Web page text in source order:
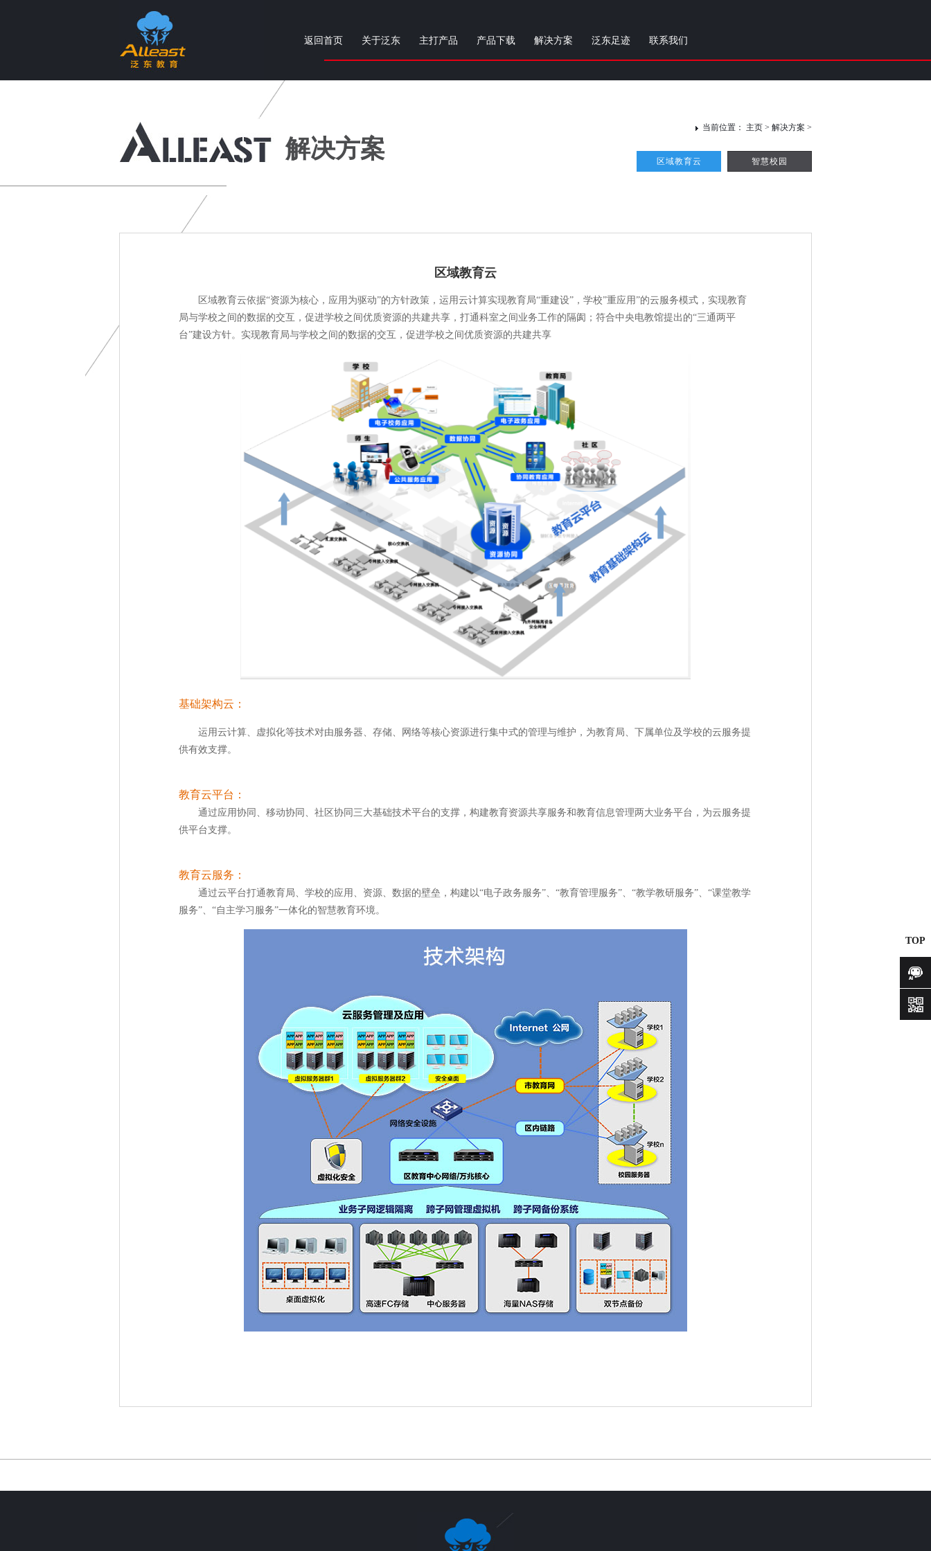
个性化智慧教育产品与服务提供商
返回首页 关于泛东 主打产品 产品下载 解决方案 泛东足迹 联系我们
解决方案
当前位置： 主页 > 解决方案 >
区域教育云 智慧校园
区域教育云
区域教育云依据“资源为核心，应用为驱动”的方针政策，运用云计算实现教育局“重建设”，学校”重应用”的云服务模式，实现教育
局与学校之间的数据的交互，促进学校之间优质资源的共建共享，打通科室之间业务工作的隔阂；符合中央电教馆提出的“三通两平
台”建设方针。实现教育局与学校之间的数据的交互，促进学校之间优质资源的共建共享
基础架构云：
运用云计算、虚拟化等技术对由服务器、存储、网络等核心资源进行集中式的管理与维护，为教育局、下属单位及学校的云服务提
供有效支撑。
教育云平台：
通过应用协同、移动协同、社区协同三大基础技术平台的支撑，构建教育资源共享服务和教育信息管理两大业务平台，为云服务提
供平台支撑。
教育云服务：
通过云平台打通教育局、学校的应用、资源、数据的壁垒，构建以“电子政务服务”、“教育管理服务”、“教学教研服务”、“课堂教学
服务”、“自主学习服务”一体化的智慧教育环境。
TOP
咨询